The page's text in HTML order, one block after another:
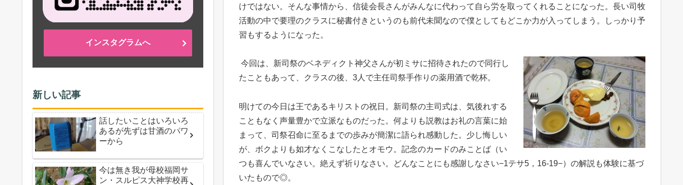
けではない。そんな事情から、信徒会長さんがみんなに代わって自ら労を取ってくれることになった。長い司牧
活動の中で要理のクラスに秘書付きというのも前代未聞なので僕としてもどこか力が入ってしまう。しっかり予
習もするようになった。
今回は、新司祭のベネディクト神父さんが初ミサに招待されたので同行し
たこともあって、クラスの後、3人で主任司祭手作りの薬用酒で乾杯。
明けての今日は王であるキリストの祝日。新司祭の主司式は、気後れする
こともなく声量豊かで立派なものだった。何よりも説教はお礼の言葉に始
まって、司祭召命に至るまでの歩みが簡潔に語られ感動した。少し悔しい
が、ボクよりも如才なくこなしたとオモウ。記念のカードのみことば（い
つも喜んでいなさい。絶えず祈りなさい。どんなことにも感謝しなさい−1テサ5，16-19−）の解説も体験に基づ
いたもので◎。
インスタグラムへ
新しい記事
話したいことはいろいろ
あるが先ずは甘酒のパワ
ーから
今は無き我が母校福岡サ
ン・スルピス大神学校再